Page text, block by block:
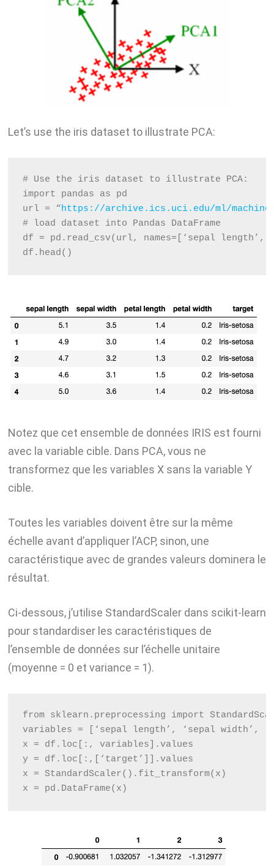
Let’s use the iris dataset to illustrate PCA:
# Use the iris dataset to illustrate PCA:
import pandas as pd
url = “https://archive.ics.uci.edu/ml/
# load dataset into Pandas DataFrame
df = pd.read_csv(url, names=[‘sepal
df.head()
Notez que cet ensemble de données IRIS est fourni
avec la variable cible. Dans PCA, vous ne
transformez que les variables X sans la variable Y
cible.
Toutes les variables doivent être sur la même
échelle avant d’appliquer l’ACP, sinon, une
caractéristique avec de grandes valeurs dominera le
résultat.
Ci-dessous, j’utilise StandardScaler dans scikit-learn
pour standardiser les caractéristiques de
l’ensemble de données sur l’échelle unitaire
(moyenne = 0 et variance = 1).
from sklearn.preprocessing import
variables = [‘sepal length’, ‘sepal width’,
x = df.loc[:, variables].values
y = df.loc[:,[‘target’]].values
x = StandardScaler().fit_transform(x)
x = pd.DataFrame(x)